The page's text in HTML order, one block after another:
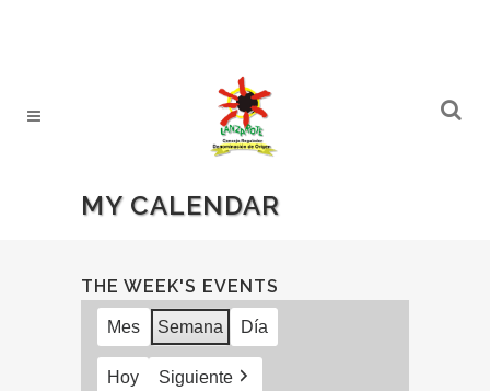
MY CALENDAR
THE WEEK'S EVENTS
Mes Semana Día
Hoy Siguiente